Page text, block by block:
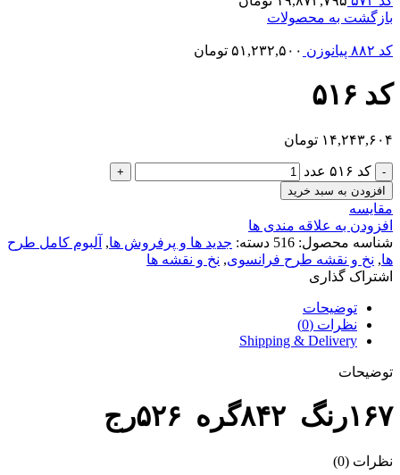
بازگشت به محصولات
کد ۸۸۲ پیانوزن ۵۱,۲۳۲,۵۰۰ تومان
کد ۵۱۶
۱۴,۲۴۳,۶۰۴ تومان
کد ۵۱۶ عدد
افزودن به سبد خرید
مقایسه
افزودن به علاقه مندی ها
شناسه محصول: 516 دسته: جدید ها و پرفروش ها, آلبوم کامل طرح
ها, نخ و نقشه طرح فرانسوی, نخ و نقشه ها
اشتراک گذاری
توضیحات
نظرات (0)
Shipping & Delivery
توضیحات
۱۶۷رنگ ۸۴۲گره ۵۲۶رج
نظرات (0)